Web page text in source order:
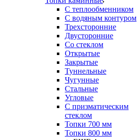
С теплообменником
С водяным контуром
Трехсторонние
Двусторонние
Со стеклом
Открытые
Закрытые
Туннельные
Чугунные
Стальные
Угловые
С призматическим
стеклом
Топки 700 мм
Топки 800 мм